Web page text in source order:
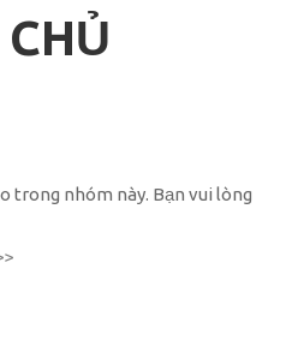
trong nhóm này. Bạn vui lòng